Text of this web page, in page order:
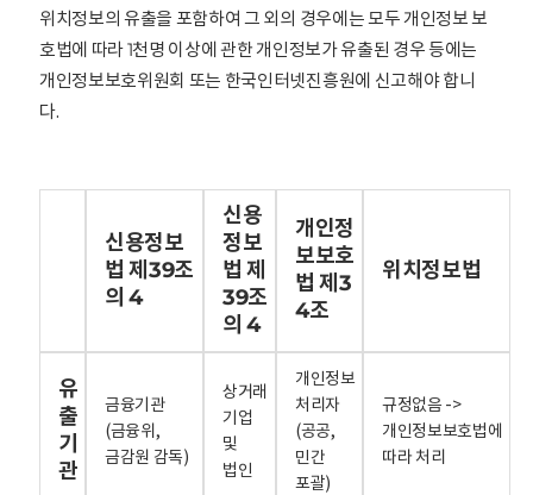
위치정보의 유출을 포함하여 그 외의 경우에는 모두 개인정보 보
호법에 따라 1천명 이상에 관한 개인정보가 유출된 경우 등에는
개인정보보호위원회 또는 한국인터넷진흥원에 신고해야 합니
다.
신용정보
법 제39조
의 4
신용
정보
법 제
39조
의 4
개인정
보보호
법 제3
4조
위치정보법
유
출
기
관
금융기관
(금융위,
금감원 감독)
상거래
기업
및
법인
개인정보
처리자
(공공,
민간
포괄)
규정없음 ->
개인정보보호법에
따라 처리